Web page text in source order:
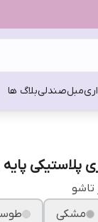
مبلصندلیبلاگ ها
پلاستیکی
مشکی